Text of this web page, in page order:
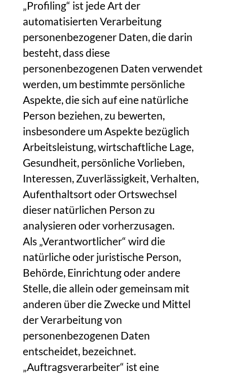
„Profiling“ ist jede Art der
automatisierten Verarbeitung
personenbezogener Daten, die darin
besteht, dass diese
personenbezogenen Daten verwendet
werden, um bestimmte persönliche
Aspekte, die sich auf eine natürliche
Person beziehen, zu bewerten,
insbesondere um Aspekte bezüglich
Arbeitsleistung, wirtschaftliche Lage,
Gesundheit, persönliche Vorlieben,
Interessen, Zuverlässigkeit, Verhalten,
Aufenthaltsort oder Ortswechsel
dieser natürlichen Person zu
analysieren oder vorherzusagen.
Als „Verantwortlicher“ wird die
natürliche oder juristische Person,
Behörde, Einrichtung oder andere
Stelle, die allein oder gemeinsam mit
anderen über die Zwecke und Mittel
der Verarbeitung von
personenbezogenen Daten
entscheidet, bezeichnet.
„Auftragsverarbeiter“ ist eine